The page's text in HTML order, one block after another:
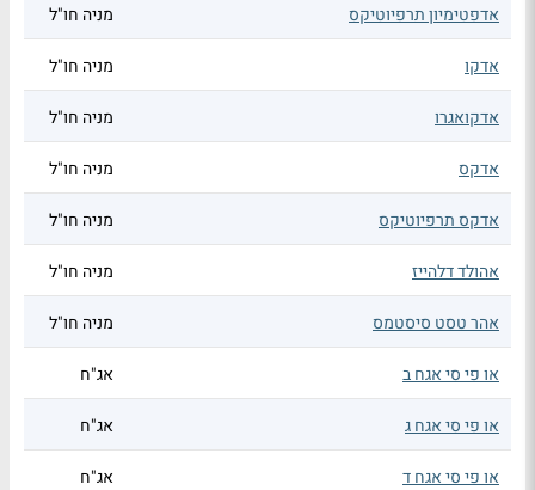
אדפטימיון תרפיוטיקס
מניה חו"ל
אדקו מניה חו"ל
אדקואגרו מניה חו"ל
אדקס מניה חו"ל
אדקס תרפיוטיקס מניה חו"ל
אהולד דלהייז מניה חו"ל
אהר טסט סיסטמס מניה חו"ל
או פי סי אגח ב אג"ח
או פי סי אגח ג אג"ח
או פי סי אגח ד אג"ח